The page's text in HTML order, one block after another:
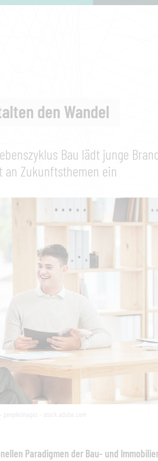
den Wandel
Bau lädt junge
an Zukunftsthemen ein
peopleimages – stock.adobe.com
Paradigmen der Bau- und